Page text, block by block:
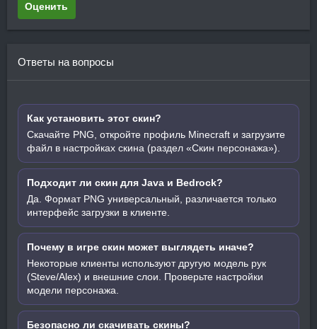
Оценить
Ответы на вопросы
Как установить этот скин?
Скачайте PNG, откройте профиль Minecraft и загрузите
файл в настройках скина (раздел «Скин персонажа»).
Подходит ли скин для Java и Bedrock?
Да. Формат PNG универсальный, различается только
интерфейс загрузки в клиенте.
Почему в игре скин может выглядеть иначе?
Некоторые клиенты используют другую модель рук
(Steve/Alex) и внешние слои. Проверьте настройки
модели персонажа.
Безопасно ли скачивать скины?